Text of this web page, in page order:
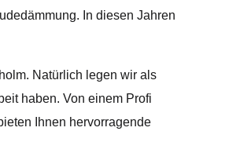
In diesen Jahren
Natürlich legen wir als
haben. Von einem Profi
Ihnen hervorragende